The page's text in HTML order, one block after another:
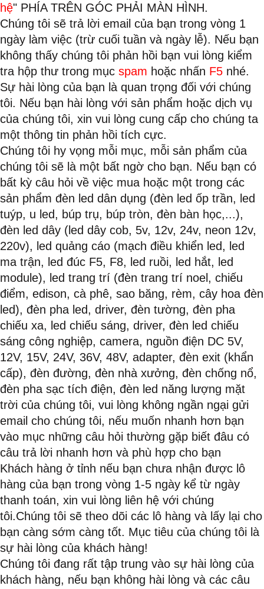
hệ" PHÍA TRÊN GÓC PHẢI MÀN HÌNH.
Chúng tôi sẽ trả lời email của bạn trong vòng 1
ngày làm việc (trừ cuối tuần và ngày lễ). Nếu bạn
không thấy chúng tôi phản hồi bạn vui lòng kiểm
tra hộp thư trong mục spam hoặc nhấn F5 nhé.
Sự hài lòng của bạn là quan trọng đối với chúng
tôi. Nếu bạn hài lòng với sản phẩm hoặc dịch vụ
của chúng tôi, xin vui lòng cung cấp cho chúng ta
một thông tin phản hồi tích cực.
Chúng tôi hy vọng mỗi mục, mỗi sản phẩm của
chúng tôi sẽ là một bất ngờ cho bạn. Nếu bạn có
bất kỳ câu hỏi về việc mua hoặc một trong các
sản phẩm đèn led dân dụng (đèn led ốp trần, led
tuýp, u led, búp trụ, búp tròn, đèn bàn học,...),
đèn led dây (led dây cob, 5v, 12v, 24v, neon 12v,
220v), led quảng cáo (mạch điều khiển led, led
ma trận, led đúc F5, F8, led ruồi, led hắt, led
module), led trang trí (đèn trang trí noel, chiếu
điểm, edison, cà phê, sao băng, rèm, cây hoa đèn
led), đèn pha led, driver, đèn tường, đèn pha
chiếu xa, led chiếu sáng, driver, đèn led chiếu
sáng công nghiệp, camera, nguồn điện DC 5V,
12V, 15V, 24V, 36V, 48V, adapter, đèn exit (khẩn
cấp), đèn đường, đèn nhà xưởng, đèn chống nổ,
đèn pha sạc tích điện, đèn led năng lượng mặt
trời của chúng tôi, vui lòng không ngần ngại gửi
email cho chúng tôi, nếu muốn nhanh hơn bạn
vào mục những câu hỏi thường gặp biết đâu có
câu trả lời nhanh hơn và phù hợp cho bạn
Khách hàng ở tỉnh nếu bạn chưa nhận được lô
hàng của bạn trong vòng 1-5 ngày kể từ ngày
thanh toán, xin vui lòng liên hệ với chúng
tôi.Chúng tôi sẽ theo dõi các lô hàng và lấy lại cho
bạn càng sớm càng tốt. Mục tiêu của chúng tôi là
sự hài lòng của khách hàng!
Chúng tôi đang rất tập trung vào sự hài lòng của
khách hàng, nếu bạn không hài lòng và các câu